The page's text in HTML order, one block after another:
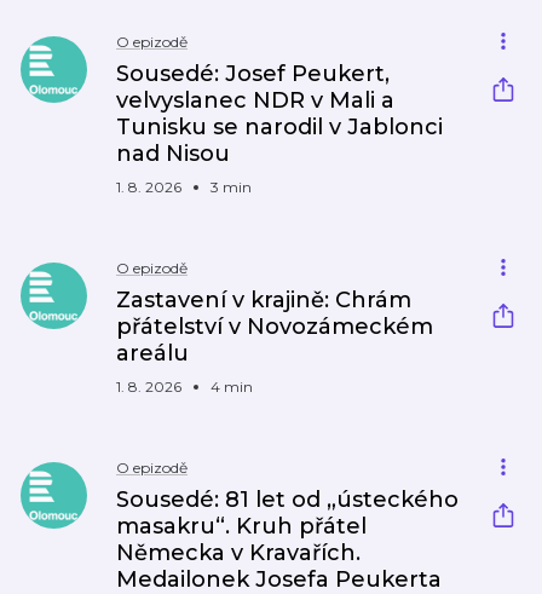
O epizodě
Sousedé: Josef Peukert,
velvyslanec NDR v Mali a
Tunisku se narodil v Jablonci
nad Nisou
1. 8. 2026 3 min
O epizodě
Zastavení v krajině: Chrám
přátelství v Novozámeckém
areálu
1. 8. 2026 4 min
O epizodě
Sousedé: 81 let od „ústeckého
masakru“. Kruh přátel
Německa v Kravařích.
Medailonek Josefa Peukerta